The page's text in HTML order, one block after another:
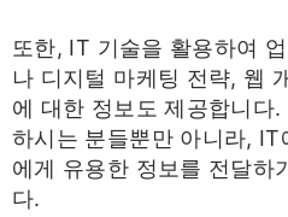
또한, IT 기술을 활용하여
나 디지털 마케팅 전략, 웹
에 대한 정보도 제공합니다
하시는 분들뿐만 아니라,
에게 유용한 정보를 전달하
다.